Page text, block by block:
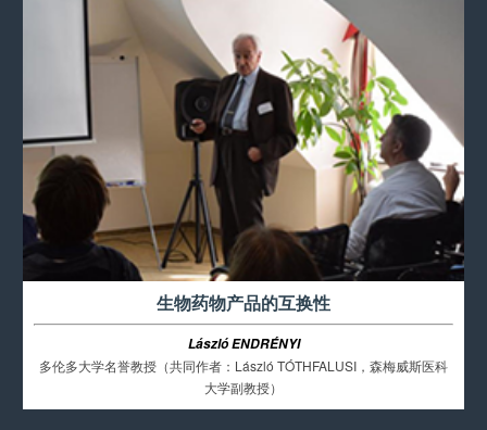
生物药物产品的互换性
László ENDRÉNYI
多伦多大学名誉教授（共同作者：László TÓTHFALUSI，森梅威斯医科
大学副教授）